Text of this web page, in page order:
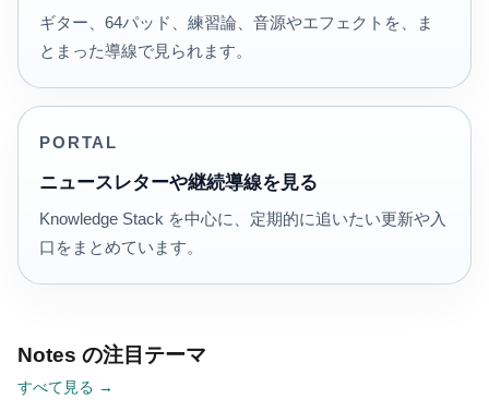
ギター、64パッド、練習論、音源やエフェクトを、ま
とまった導線で見られます。
PORTAL
ニュースレターや継続導線を見る
Knowledge Stack を中心に、定期的に追いたい更新や入
口をまとめています。
Notes の注目テーマ
すべて見る →